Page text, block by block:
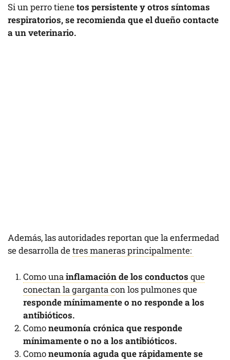
Si un perro tienetos persistente y otros síntomas
respiratorios, se recomienda que el dueño contacte
a un veterinario.
Además, las autoridades reportan que la enfermedad
se desarrolla detres maneras principalmente:
Como una inflamación de los conductos que
conectan la garganta con los pulmones que
responde mínimamente o no responde a los
antibióticos.
Comoneumonía crónica que responde
mínimamente o no a los antibióticos.
Comoneumonía aguda que rápidamente se